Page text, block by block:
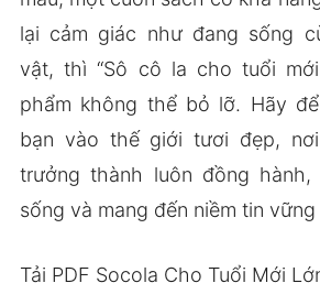
lại cảm giác như đang sống
vật, thì “Sô cô la cho tuổi
phẩm không thể bỏ lỡ. Hãy
bạn vào thế giới tươi đẹp,
trưởng thành luôn đồng
sống và mang đến niềm tin
Tải PDF Socola Cho Tuổi Mới